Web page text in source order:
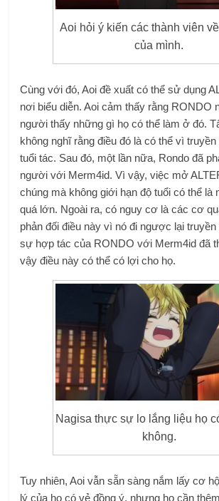
Aoi hỏi ý kiến ​​các thành viên
của mình.
Cùng với đó, Aoi đề xuất có thể sử dụng
nơi biểu diễn. Aoi cảm thấy rằng RONDO
người thấy những gì họ có thể làm ở đó.
không nghĩ rằng điều đó là có thể vì
tuổi tác. Sau đó, một lần nữa, Rondo đã
người với Merm4id. Vì vậy, việc mở
chúng mà không giới hạn độ tuổi có thể là
quá lớn. Ngoài ra, có nguy cơ là các cơ
phản đối điều này vì nó đi ngược lại
sự hợp tác của RONDO với Merm4id đã
vậy điều này có thể có lợi cho họ.
Nagisa thực sự lo lắng liệu họ
không.
Tuy nhiên, Aoi vẫn sẵn sàng nắm lấy cơ
lý của họ có vẻ đồng ý, nhưng họ cần